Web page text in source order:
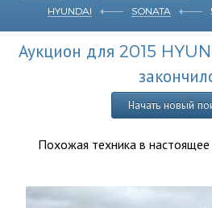
HYUNDAI
SONATA
Аукцион для 2015
Начать новый
Похожая техника в